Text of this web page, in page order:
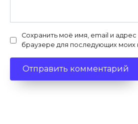
Сохранить моё имя, email и адрес
браузере для последующих моих